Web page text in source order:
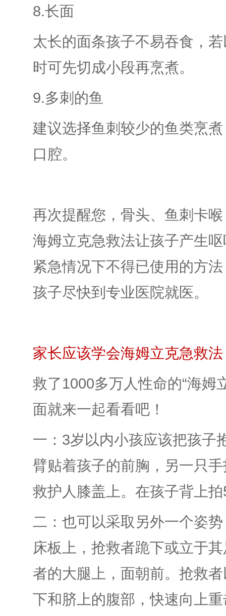
8.长面
太长的面条孩子不易吞食，
时可先切成小段再烹煮。
9.多刺的鱼
建议选择鱼刺较少的鱼类烹
口腔。
再次提醒您，骨头、鱼刺卡
海姆立克急救法让孩子产生
紧急情况下不得已使用的方
孩子尽快到专业医院就医。
家长应该学会海姆立克急救法
救了1000多万人性命的“海姆
面就来一起看看吧！
一：3岁以内小孩应该把孩子
臂贴着孩子的前胸，另一只
救护人膝盖上。在孩子背上
二：也可以采取另外一个姿
床板上，抢救者跪下或立于
者的大腿上，面朝前。抢救
下和脐上的腹部，快速向上